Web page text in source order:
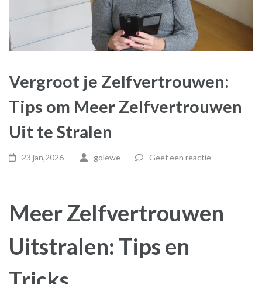
Vergroot je Zelfvertrouwen:
Tips om Meer Zelfvertrouwen
Uit te Stralen
23 jan,2026 golewe Geef een reactie
Meer Zelfvertrouwen
Uitstralen: Tips en